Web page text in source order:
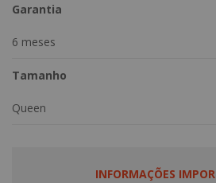
- Largura: 158 cm
Também disponível em nosso site nas
Garantia
6 meses
Tamanho
Queen
INFORMAÇÕES